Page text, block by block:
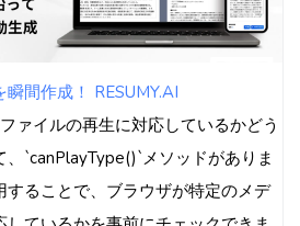
間作成！ RESUMY.AI
ァイルの再生に対応しているかどう
`canPlayType()`メソッドがありま
ることで、ブラウザが特定のメデ